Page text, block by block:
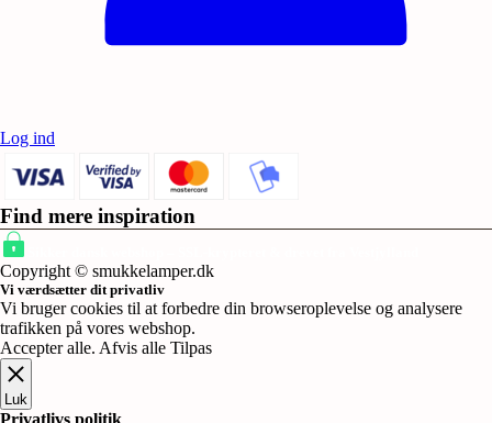
Log ind
Find mere inspiration
Copyright © smukkelamper.dk
Vi værdsætter dit privatliv
Vi bruger cookies til at forbedre din browseroplevelse og analysere
trafikken på vores webshop.
Accepter alle. Afvis alle Tilpas
Luk
Privatlivs politik